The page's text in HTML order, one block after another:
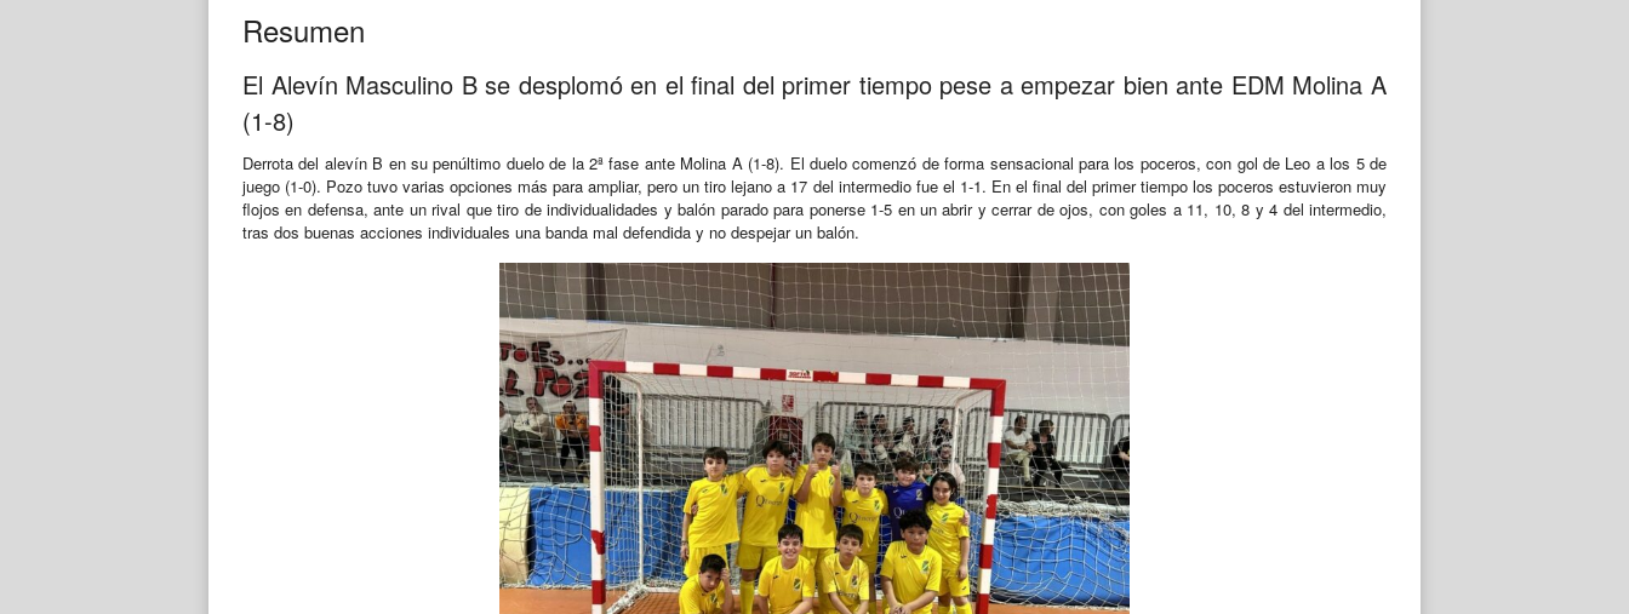
Resumen
El Alevín Masculino B se desplomó en el final del primer tiempo pese a empezar bien ante EDM Molina A
(1-8)
Derrota del alevín B en su penúltimo duelo de la 2ª fase ante Molina A (1-8). El duelo comenzó de forma sensacional para los poceros, con gol de Leo a los 5 de
juego (1-0). Pozo tuvo varias opciones más para ampliar, pero un tiro lejano a 17 del intermedio fue el 1-1. En el final del primer tiempo los poceros estuvieron muy
flojos en defensa, ante un rival que tiro de individualidades y balón parado para ponerse 1-5 en un abrir y cerrar de ojos, con goles a 11, 10, 8 y 4 del intermedio,
tras dos buenas acciones individuales una banda mal defendida y no despejar un balón.